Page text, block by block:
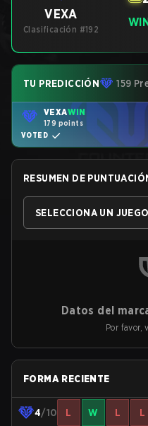
VEXA
Clasificación #192
TU PREDICCIÓN 159
VEXAWIN
179 points
VOTED
RESUMEN DE
SELECCIONA UN JUEGO
Datos del
Por favor,
FORMA RECIENTE
4/10 L W L L